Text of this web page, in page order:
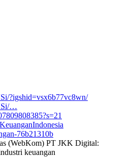
?igshid=vsx6b77vc8wn/
…
76b21310b
(WebKom) PT JKK Digital:
keuangan